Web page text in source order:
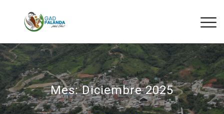
Mes:Diciembre 2025